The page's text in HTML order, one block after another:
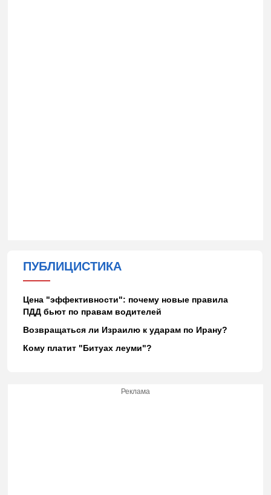
ПУБЛИЦИСТИКА
Цена "эффективности": почему новые правила
ПДД бьют по правам водителей
Возвращаться ли Израилю к ударам по Ирану?
Кому платит "Битуах леуми"?
Реклама